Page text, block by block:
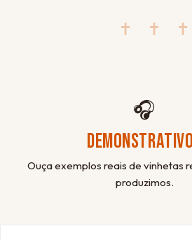
✝ ✝ ✝
🎧
Ouça exemplos reais de vinhetas
produzimos.